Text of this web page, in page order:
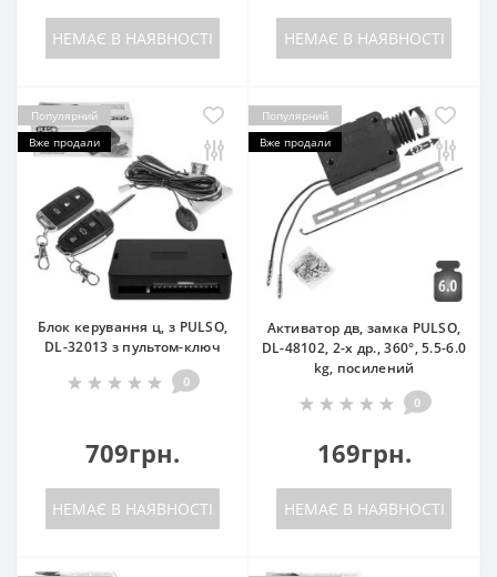
НЕМАЄ В НАЯВНОСТІ НЕМАЄ В НАЯВНОСТІ
Популярний
Вже продали
Блок керування ц, з PULSO,
DL-32013 з пультом-ключ
0
709грн.
НЕМАЄ В НАЯВНОСТІ
Популярний
Вже продали
Активатор дв, замка PULSO,
DL-48102, 2-х др., 360°, 5.5-6.0
kg, посилений
0
169грн.
НЕМАЄ В НАЯВНОСТІ